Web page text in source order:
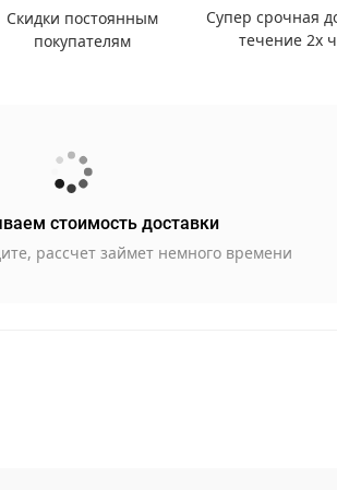
Скидки постоянным
покупателям
Супер срочная
течение 2х
стоимость доставки
рассчет займет немного времени